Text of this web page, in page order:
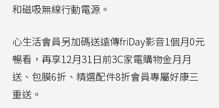
和磁吸無線行動電源。
心生活會員另加碼送遠傳friDay影音1個月0元
暢看，再享12月31日前3C家電購物金月月
送、包膜6折、精選配件8折會員專屬好康三
重送。